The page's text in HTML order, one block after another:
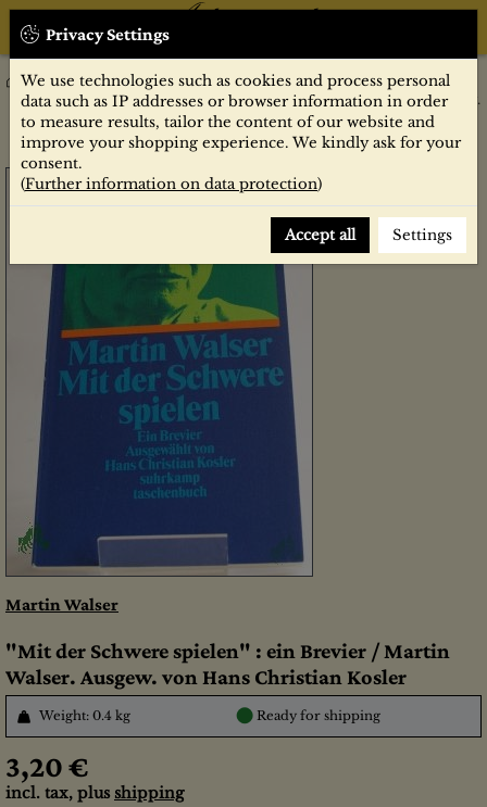
Privacy Settings
We use technologies such as cookies and process personal
data such as IP addresses or browser information in order
to measure results, tailor the content of our website and
improve your shopping experience. We kindly ask for your
consent.
(Further information on data protection)
Accept all Settings
Belletristik
"Mit der Schwere spielen" : ein Brevier / Martin Walser. Ausgew.
von Hans Christian Kosler
Martin Walser
"Mit der Schwere spielen" : ein Brevier / Martin
Walser. Ausgew. von Hans Christian Kosler
Weight: 0.4 kg ● Ready for shipping
3,20 €
incl. tax, plus shipping